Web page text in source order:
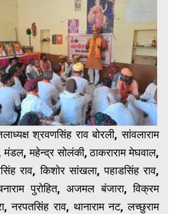
श्रवणसिंह राव बोरली, सांवलाराम
मंडल, महेन्द्र सोलंकी, ठाकराराम मेघवाल,
राव, किशोर सांखला, पहाडसिंह राव,
पुरोहित, अजमल बंजारा, विक्रम
नरपतसिंह राव, थानाराम नट, लच्छुराम